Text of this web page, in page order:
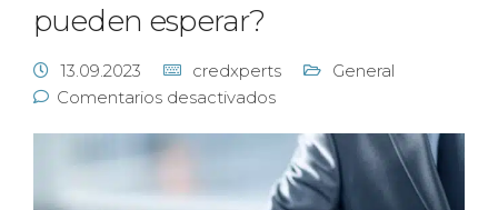
pueden esperar?
13.09.2023 credxperts
General
Comentarios desactivados